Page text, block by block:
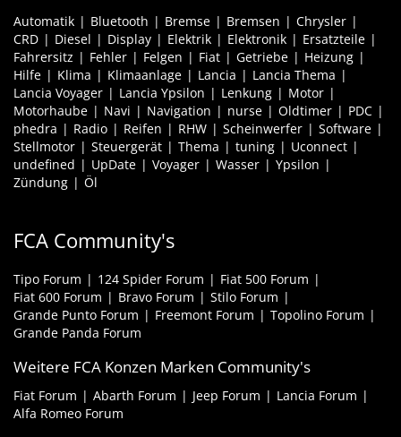
Automatik Bluetooth Bremse Bremsen
Chrysler
CRD
Diesel Display Elektrik Elektronik
Ersatzteile
Fahrersitz
Fehler Felgen Fiat Getriebe
Heizung
Hilfe
Klima Klimaanlage Lancia
Lancia Thema
Lancia Voyager
Lancia Ypsilon Lenkung
Motor
Motorhaube
Navi Navigation nurse Oldtimer
PDC
phedra
Radio Reifen RHW Scheinwerfer
Software
Stellmotor
Steuergerät Thema tuning
Uconnect
undefined
UpDate Voyager Wasser
Ypsilon
Zündung
Öl
FCA Community's
Tipo Forum 124 Spider Forum
Fiat 500 Forum
Fiat 600 Forum
Bravo Forum
Stilo Forum
Grande Punto Forum
Freemont Forum
Topolino Forum
Grande Panda Forum
Weitere FCA Konzen Marken Community's
Fiat Forum Abarth Forum Jeep Forum
Lancia Forum
Alfa Romeo Forum